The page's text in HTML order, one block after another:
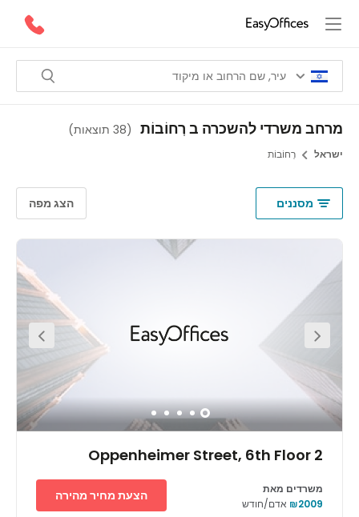
משרדי להשכרה ב רְחוֹבוֹת (38 תוצאות )
רְחוֹבוֹת
מסננים הצג מפה
משרדים מאת
₪2009אדם/חודש
הצעת מחיר מהירה